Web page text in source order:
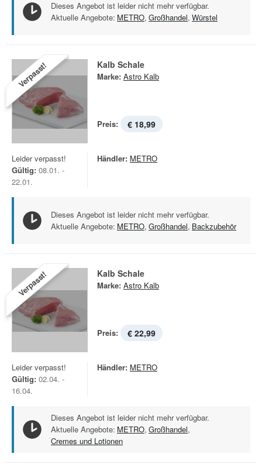
Dieses Angebot ist leider nicht mehr verfügbar.
Aktuelle Angebote: METRO, Großhandel, Würstel
Verpasst! Kalb Schale
Marke: Astro Kalb
Preis: € 18,99
Leider verpasst!
Gültig: 08.01. -
22.01.
Händler: METRO
Dieses Angebot ist leider nicht mehr verfügbar.
Aktuelle Angebote: METRO, Großhandel, Backzubehör
Verpasst! Kalb Schale
Marke: Astro Kalb
Preis: € 22,99
Leider verpasst!
Gültig: 02.04. -
16.04.
Händler: METRO
Dieses Angebot ist leider nicht mehr verfügbar.
Aktuelle Angebote: METRO, Großhandel,
Cremes und Lotionen